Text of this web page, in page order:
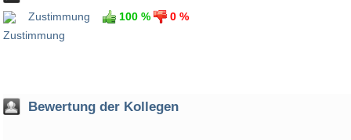
Zustimmung
100 %
0 %
Bewertung der Kollegen